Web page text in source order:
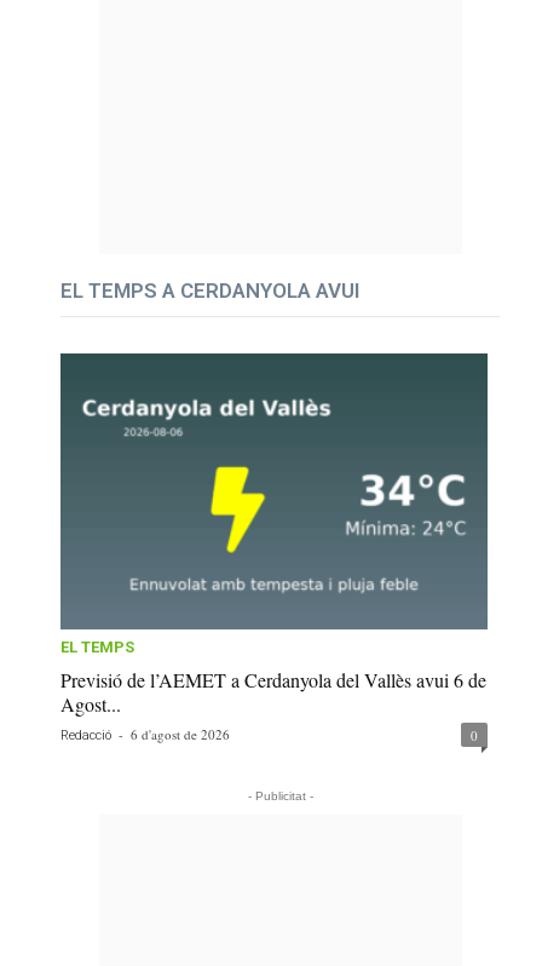
EL TEMPS A CERDANYOLA AVUI
EL TEMPS
Previsió de l’AEMET a Cerdanyola del Vallès avui 6 de
Agost...
Redacció - 6 d'agost de 2026 0
- Publicitat -